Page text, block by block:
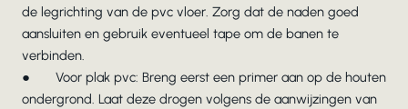
de legrichting van de pvc vloer. Zorg dat de naden goed
aansluiten en gebruik eventueel tape om de banen te
verbinden.
● Voor plak pvc: Breng eerst een primer aan op de houten
ondergrond. Laat deze drogen volgens de aanwijzingen van